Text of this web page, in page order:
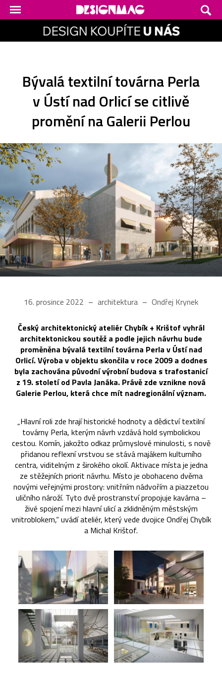
Bývalá textilní továrna Perla
v Ústí nad Orlicí se citlivě
promění na Galerii Perlou
16. prosince 2022 architektura Ondřej Krynek
Český architektonický ateliér Chybík + Krištof vyhrál
architektonickou soutěž a podle jejich návrhu bude
proměněna bývalá textilní továrna Perla v Ústí nad
Orlicí. Výroba v objektu skončila v roce 2009 a dodnes
byla zachována původní výrobní budova s trafostanicí
z 19. století od Pavla Janáka. Právě zde vznikne nová
Galerie Perlou, která chce mít nadregionální význam.
„Hlavní roli zde hrají historické hodnoty a dědictví textilní
továrny Perla, kterým návrh vzdává hold symbolickou
cestou. Komín, jakožto odkaz průmyslové minulosti, s nově
přidanou reflexní vrstvou se stává majákem kulturního
centra, viditelným z širokého okolí. Aktivace místa je jedna
ze stěžejních priorit návrhu. Místo je obohaceno dvěma
novými veřejnými prostory: vnitřním nádvořím a piazzetou
uličního nároží. Tyto dvě prostranství propojuje kavárna –
živé spojení mezi hlavní ulicí a zklidněným městským
vnitroblokem,“ uvádí ateliér, který vede dvojice Ondřej Chybík
a Michal Krištof.